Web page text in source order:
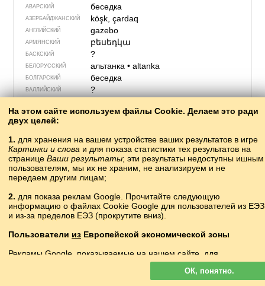
АВАРСКИЙ беседка
АЗЕРБАЙДЖАН­СКИЙ köşk, çardaq
АНГЛИЙСКИЙ gazebo
АРМЯНСКИЙ բեսեդկա
БАСКСКИЙ ?
БЕЛОРУССКИЙ альтанка• altanka
БОЛГАРСКИЙ беседка
ВАЛЛИЙСКИЙ ?
ВЕРХНЕЛУЖИЦКИЙ chłódnica
ГРЕЧЕСКИЙ
ГРУЗИНСКИЙ ბელვედერიbɛlvɛdɛri
ДАТСКИЙ lysthus
ИРЛАНДСКИЙ gaiséabó
ИСЛАНДСКИЙ ?
ИСПАНСКИЙ ?
ИТАЛЬЯНСКИЙ gazebo
КАЗАХСКИЙ ?
КАТАЛАНСКИЙ ?
КАШУБСКИЙ ?
КИТАЙСКИЙ 亭子tíngzi
На этом сайте используем файлы Cookie. Делаем это ради
двух целей:
1. для хранения на вашем устройстве ваших результатов в игре
Картинки и слова и для показа статистики тех результатов на
странице Ваши результаты; эти результаты недоступны ишным
пользователям, мы их не храним, не анализируем и не
передаем другим лицам;
2. для показа реклам Google. Прочитайте следующую
информацию о файлах Cookie Google для пользователей из ЕЭЗ
и из-за пределов ЕЭЗ (прокрутите вниз).
Пользователи из Европейской экономической зоны
Рекламы Google, показываемые на нашем сайте, для
персонализируются. В такой рекламе
файлы cookie не используются для персонализации объявлений,
но служат для ограничения частоты показов, подготовки сводных
ОК, понятно.